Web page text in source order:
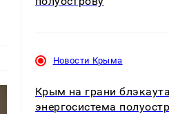
Новости Крыма
Крым на грани
энергосистема